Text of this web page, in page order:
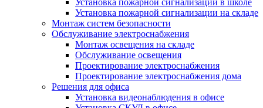
Установка пожарной сигнализации в школе
Установка пожарной сигнализации на складе
Монтаж систем безопасности
Обслуживание электроснабжения
Монтаж освещения на складе
Обслуживание освещения
Проектирование электроснабжения
Проектирование электроснабжения дома
Решения для офиса
Установка видеонаблюдения в офисе